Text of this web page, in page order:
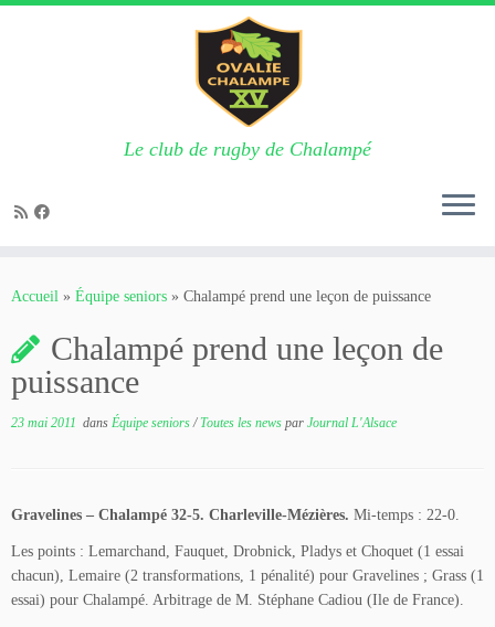
Le club de rugby de Chalampé
Accueil » Équipe seniors » Chalampé prend une leçon de puissance
Chalampé prend une leçon de
puissance
23 mai 2011 dans Équipe seniors/Toutes les news par Journal L'Alsace
Gravelines – Chalampé 32-5. Charleville-Mézières. Mi-temps : 22-0.
Les points : Lemarchand, Fauquet, Drobnick, Pladys et Choquet (1 essai
chacun), Lemaire (2 transformations, 1 pénalité) pour Gravelines ; Grass (1
essai) pour Chalampé. Arbitrage de M. Stéphane Cadiou (Ile de France).